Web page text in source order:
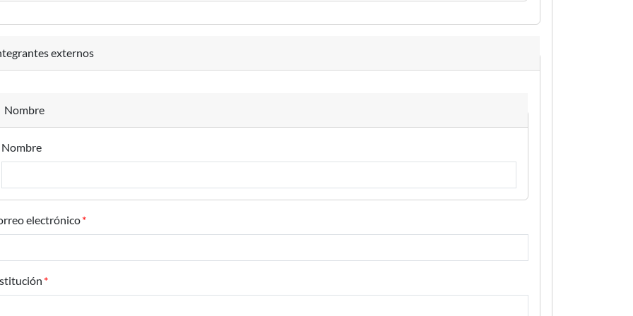
externos
Nombre
Nombre
electrónico